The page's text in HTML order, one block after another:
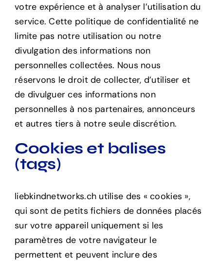
votre expérience et à analyser l’utilisation du
service. Cette politique de confidentialité ne
limite pas notre utilisation ou notre
divulgation des informations non
personnelles collectées. Nous nous
réservons le droit de collecter, d’utiliser et
de divulguer ces informations non
personnelles à nos partenaires, annonceurs
et autres tiers à notre seule discrétion.
Cookies et balises
(tags)
liebkindnetworks.ch utilise des « cookies »,
qui sont de petits fichiers de données placés
sur votre appareil uniquement si les
paramètres de votre navigateur le
permettent et peuvent inclure des